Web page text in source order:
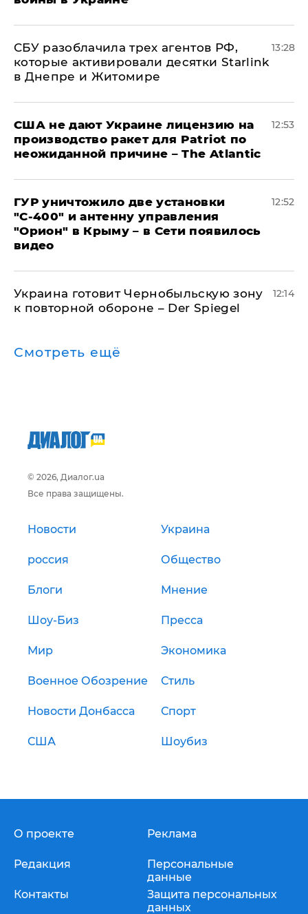
СБУ разоблачила трех агентов РФ,
которые активировали десятки Starlink
в Днепре и Житомире
13:28
США не дают Украине лицензию на
производство ракет для Patriot по
неожиданной причине – The Atlantic
12:53
ГУР уничтожило две установки
"С‑400" и антенну управления
"Орион" в Крыму – в Сети появилось
видео
12:52
Украина готовит Чернобыльскую зону
к повторной обороне – Der Spiegel
12:14
Смотреть ещё
© 2026, Диалог.ua
Все права защищены.
Новости Украина
россия Общество
Блоги Мнение
Шоу-Биз Пресса
Мир Экономика
Военное Обозрение Стиль
Новости Донбасса Спорт
США Шоубиз
О проекте
Редакция
Контакты
Реклама
Персональные
данные
Защита персональных
данных